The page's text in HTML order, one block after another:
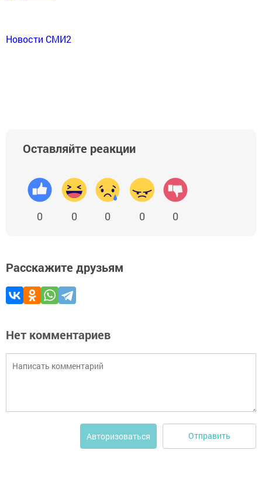
Новости СМИ2
Оставляйте реакции
0 0 0 0 0
Расскажите друзьям
Нет комментариев
Авторизоваться Отправить